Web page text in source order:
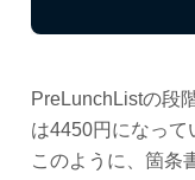
PreLunchListの段
は4450円になって
このように、箇条